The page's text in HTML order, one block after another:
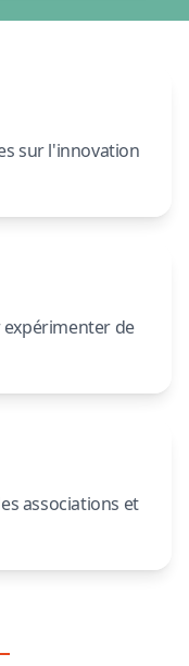
sur l'innovation
de
associations et